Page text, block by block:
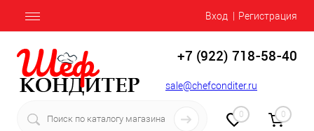
Вход Регистрация
+7 (922) 718-58-40
sale@chefconditer.ru
0 0